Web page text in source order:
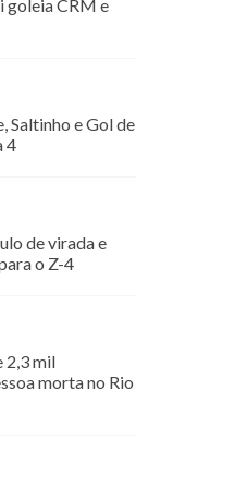
goleia CRM e
Saltinho e Gol de
4
de virada e
o Z-4
2,3 mil
morta no Rio